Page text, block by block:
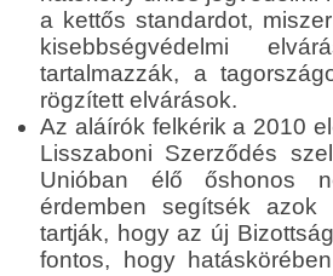
a kettős standardot,
kisebbségvédelmi
tartalmazzák, a
rögzített elvárások.
Az aláírók felkérik a 2010
Lisszaboni Szerződés
Unióban élő őshonos
érdemben segítsék azok
tartják, hogy az új
fontos, hogy